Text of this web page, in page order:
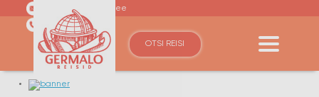
germalo@germalo.ee
(+372) 6110600
OTSI REISI